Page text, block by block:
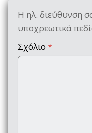
Η ηλ. διεύθυνση
υποχρεωτικά
Σχόλιο *